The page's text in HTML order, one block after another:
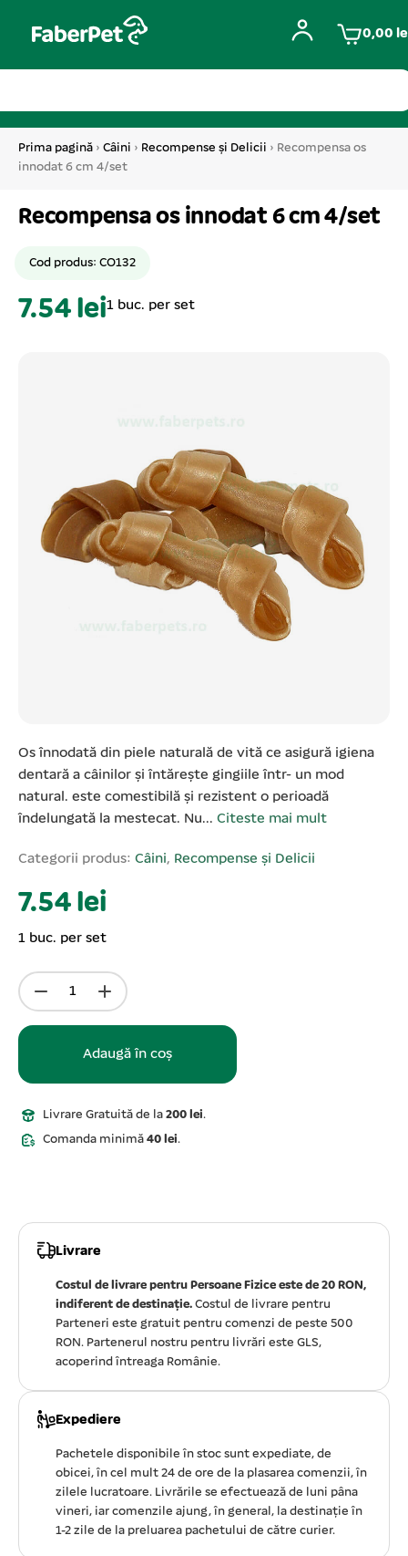
0,00
Prima pagină › Câini › Recompense și Delicii › Recompensa os
innodat 6 cm 4/set
Recompensa os innodat 6 cm 4/set
Cod produs: CO132
7.54 lei1 buc. per set
Os înnodată din piele naturală de vită ce asigură igiena
dentară a câinilor și întărește gingiile într- un mod
natural. este comestibilă și rezistent o perioadă
îndelungată la mestecat. Nu... Citeste mai mult
Categorii produs: Câini, Recompense și Delicii
7.54 lei
1 buc. per set
Adaugă în coș
Livrare Gratuită de la 200 lei.
Comanda minimă 40 lei.
Livrare
Costul de livrare pentru Persoane Fizice este de 20 RON,
indiferent de destinație. Costul de livrare pentru
Parteneri este gratuit pentru comenzi de peste 500
RON. Partenerul nostru pentru livrări este GLS,
acoperind întreaga Românie.
Expediere
Pachetele disponibile în stoc sunt expediate, de
obicei, în cel mult 24 de ore de la plasarea comenzii, în
zilele lucratoare. Livrările se efectuează de luni pâna
vineri, iar comenzile ajung, în general, la destinație în
1-2 zile de la preluarea pachetului de către curier.